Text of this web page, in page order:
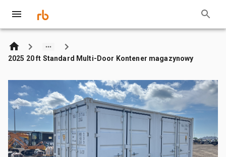
2025 20 ft Standard Multi-Door Kontener magazynowy